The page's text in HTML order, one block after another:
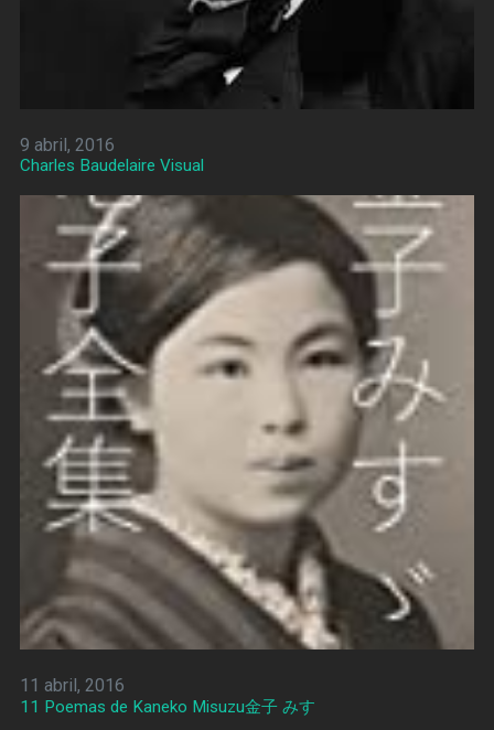
9 abril, 2016
Charles Baudelaire Visual
11 abril, 2016
11 Poemas de Kaneko Misuzu金子 みすゞ